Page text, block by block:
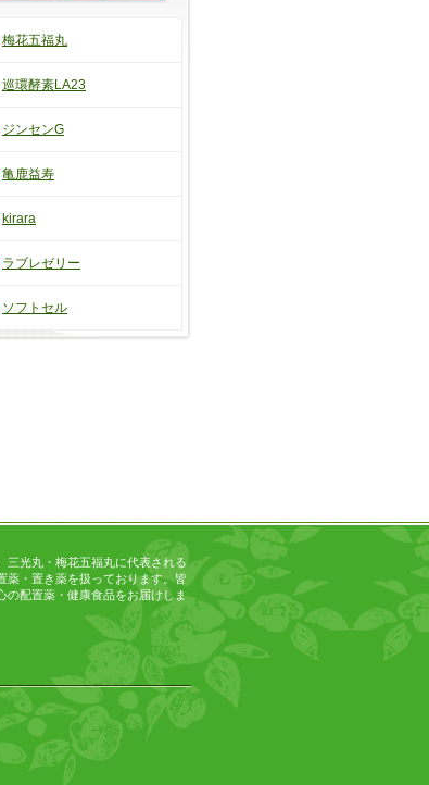
梅花五福丸
巡環酵素LA23
ジンセンG
亀鹿益寿
kirara
ラブレゼリー
ソフトセル
三光丸・梅花五福丸に代表される
薬・置き薬を扱っております。皆
の配置薬・健康食品をお届けしま